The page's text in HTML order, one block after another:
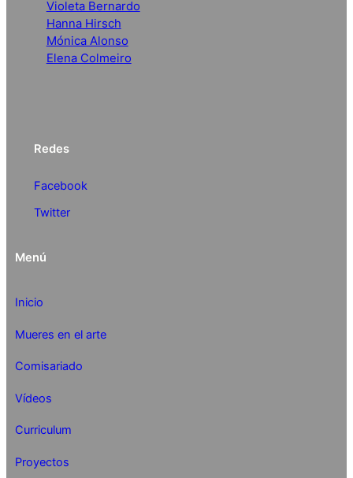
Violeta Bernardo
Hanna Hirsch
Mónica Alonso
Elena Colmeiro
Redes
Facebook
Twitter
Menú
Inicio
Mueres en el arte
Comisariado
Vídeos
Curriculum
Proyectos